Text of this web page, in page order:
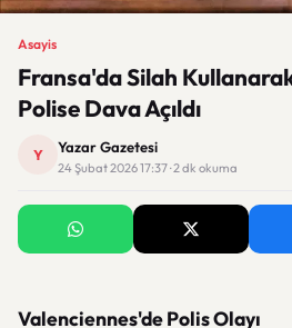
Asayis
Fransa'da Silah
Polise Dava Açıldı
Y Yazar Gazetesi
24 Şubat 2026 17:37 · 2 dk okuma
Valenciennes'de Polis Olayı